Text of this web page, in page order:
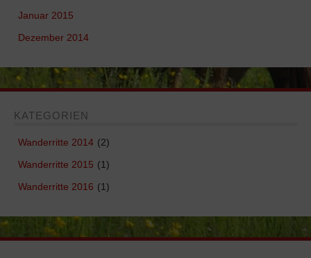
Januar 2015
Dezember 2014
KATEGORIEN
Wanderritte 2014 (2)
Wanderritte 2015 (1)
Wanderritte 2016 (1)